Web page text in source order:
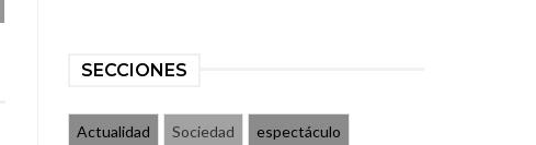
SECCIONES
Actualidad Sociedad espectáculo